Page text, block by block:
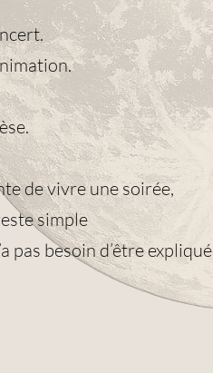
de vivre une soirée,
simple
pas besoin d’être